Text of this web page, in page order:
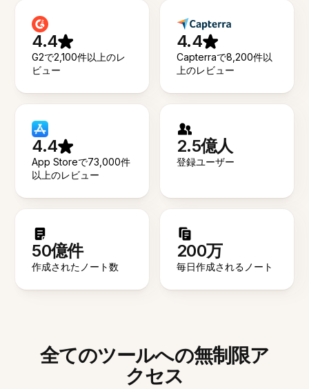
4.4
G2で2,100件以上のレ
ビュー
4.4
Capterraで8,200件以
上のレビュー
4.4
App Storeで73,000件
以上のレビュー
2.5億人
登録ユーザー
50億件
作成されたノート数
200万
毎日作成されるノート
全てのツールへの無制限ア
クセス